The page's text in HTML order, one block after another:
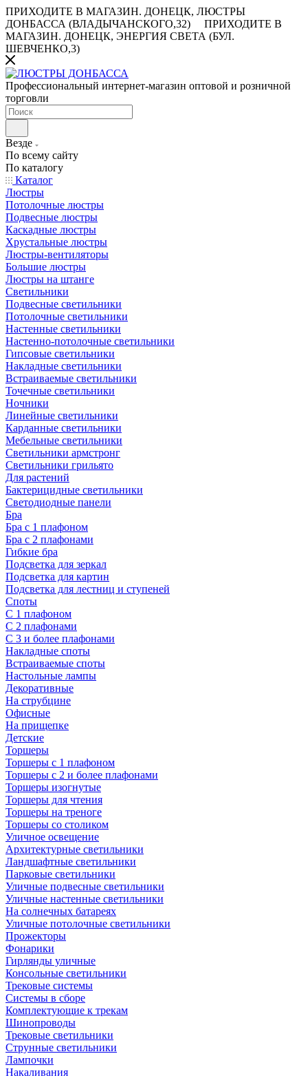
ПРИХОДИТЕ В МАГАЗИН. ДОНЕЦК, ЛЮСТРЫ
ДОНБАССА (ВЛАДЫЧАНСКОГО,32)
ПРИХОДИТЕ В
МАГАЗИН. ДОНЕЦК, ЭНЕРГИЯ СВЕТА (БУЛ.
ШЕВЧЕНКО,3)
Профессиональный интернет-магазин оптовой и розничной
торговли
Везде
По всему сайту
По каталогу
Каталог
Люстры
Потолочные люстры
Подвесные люстры
Каскадные люстры
Хрустальные люстры
Люстры-вентиляторы
Большие люстры
Люстры на штанге
Светильники
Подвесные светильники
Потолочные светильники
Настенные светильники
Настенно-потолочные светильники
Гипсовые светильники
Накладные светильники
Встраиваемые светильники
Точечные светильники
Ночники
Линейные светильники
Карданные светильники
Мебельные светильники
Светильники армстронг
Светильники грильято
Для растений
Бактерицидные светильники
Светодиодные панели
Бра
Бра с 1 плафоном
Бра с 2 плафонами
Гибкие бра
Подсветка для зеркал
Подсветка для картин
Подсветка для лестниц и ступеней
Споты
С 1 плафоном
С 2 плафонами
С 3 и более плафонами
Накладные споты
Встраиваемые споты
Настольные лампы
Декоративные
На струбцине
Офисные
На прищепке
Детские
Торшеры
Торшеры с 1 плафоном
Торшеры с 2 и более плафонами
Торшеры изогнутые
Торшеры для чтения
Торшеры на треноге
Торшеры со столиком
Уличное освещение
Архитектурные светильники
Ландшафтные светильники
Парковые светильники
Уличные подвесные светильники
Уличные настенные светильники
На солнечных батареях
Уличные потолочные светильники
Прожекторы
Фонарики
Гирлянды уличные
Консольные светильники
Трековые системы
Системы в сборе
Комплектующие к трекам
Шинопроводы
Трековые светильники
Струнные светильники
Лампочки
Накаливания